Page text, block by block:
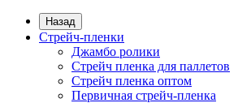
Назад
Стрейч-пленки
Джамбо ролики
Стрейч пленка для паллетов
Стрейч пленка оптом
Первичная стрейч-пленка